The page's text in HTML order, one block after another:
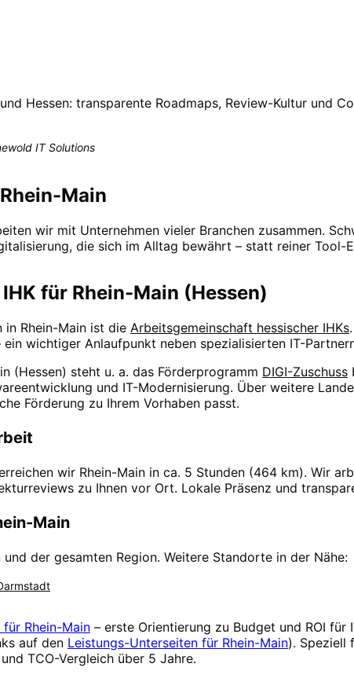
Hessen: transparente Roadmaps, Review-Kultur und
IT Solutions
Main
wir mit Unternehmen vieler Branchen zusammen.
die sich im Alltag bewährt – statt reiner Tool-
für Rhein-Main (Hessen)
in Rhein-Main ist die Arbeitsgemeinschaft hessischer IHKs
wichtiger Anlaufpunkt neben spezialisierten IT-
(Hessen) steht u. a. das Förderprogramm DIGI-Zuschuss
und IT-Modernisierung. Über weitere
Förderung zu Ihrem Vorhaben passt.
wir Rhein-Main in ca. 5 Stunden (464 km). Wir
zu Ihnen vor Ort. Lokale Präsenz und
Main
und der gesamten Region. Weitere Standorte in der Nähe:
für Rhein-Main – erste Orientierung zu Budget und ROI
auf den Leistungs-Unterseiten für Rhein-Main). Speziell
TCO-Vergleich über 5 Jahre.